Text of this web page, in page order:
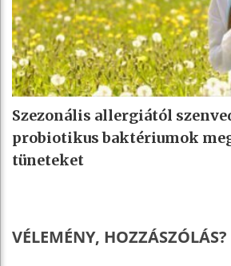
Szezonális allergiától
probiotikus baktériumok
tüneteket
VÉLEMÉNY, HOZZÁSZÓLÁS?